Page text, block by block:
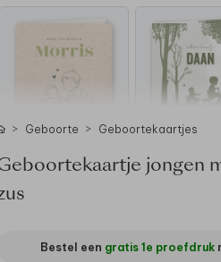
Geboorte Geboortekaartjes
jongen
Bestel een gratis 1e proefdruk